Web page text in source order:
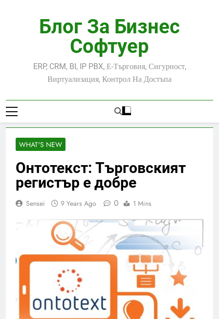
Блог За Бизнес
Софтуер
ERP, CRM, BI, IP PBX, Е-Търговия, Сигурност,
Виртуализация, Контрол На Достъпа
WHAT'S NEW
Онтотекст: Търговският
регистър е добре
Sensei 9 Years Ago 0 1 Mins